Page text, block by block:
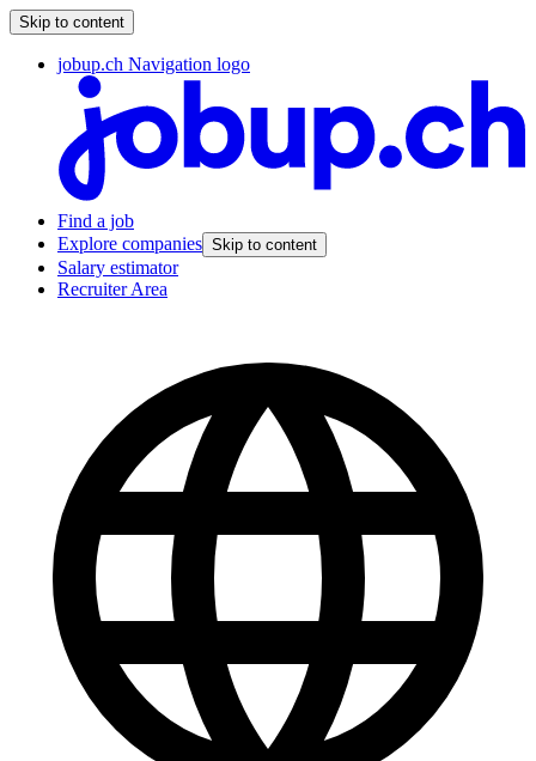
Skip to content
jobup.ch Navigation logo
Find a job
Explore companies Skip to content
Salary estimator
Recruiter Area